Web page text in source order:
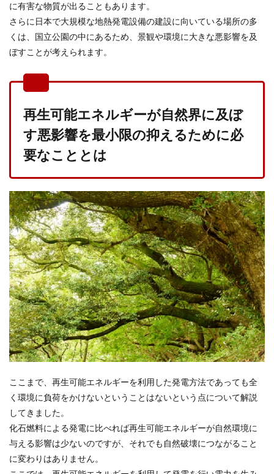
に有害な物質が出ることもあります。
さらに日本で大規模な地熱発電設備の建設に向いている場所の多
くは、国立公園の中にあるため、景観や環境に大きな悪影響を及
ぼすことが考えられます。
再生可能エネルギーが自然界に及ぼ
す悪影響を最小限の抑えるために必
要なこととは
ここまで、再生可能エネルギーを利用した発電方法であっても全
く環境に負荷をかけないということはないという点について解説
してきました。
化石燃料による発電に比べれば再生可能エネルギーが自然環境に
与える影響は少ないのですが、それでも自然破壊につながること
に変わりはありません。